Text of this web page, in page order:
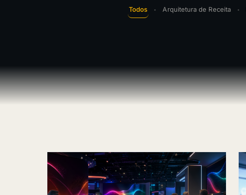
Todos Arquitetura de Receita